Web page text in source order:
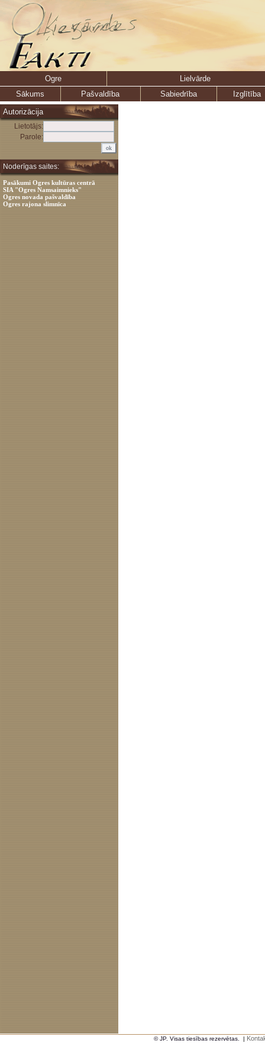
Ogre
Lielvārde
Sākums
Pašvaldība Sabiedrība
Izglītība
Autorizācija
Lietotājs:
Parole:
Noderīgas saites:
Pasākumi Ogres kultūras centrā
SIA "Ogres Namsaimnieks"
Ogres novada pašvaldība
Ogres rajona slimnīca
© JP. Visas tiesības rezervētas. |